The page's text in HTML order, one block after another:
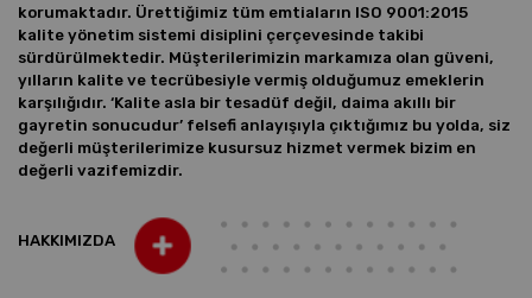
korumaktadır. Ürettiğimiz tüm emtiaların ISO 9001:2015
kalite yönetim sistemi disiplini çerçevesinde takibi
sürdürülmektedir. Müşterilerimizin markamıza olan güveni,
yılların kalite ve tecrübesiyle vermiş olduğumuz emeklerin
karşılığıdır. ‘Kalite asla bir tesadüf değil, daima akıllı bir
gayretin sonucudur’ felsefi anlayışıyla çıktığımız bu yolda, siz
değerli müşterilerimize kusursuz hizmet vermek bizim en
değerli vazifemizdir.
HAKKIMIZDA